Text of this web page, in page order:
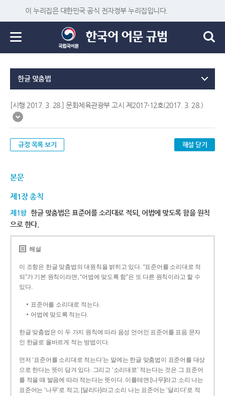
이 누리집은 대한민국 공식 전자정부 누리집입니다.
한글 맞춤법
[시행 2017. 3. 28.] 문화체육관광부 고시 제2017-12호(2017. 3. 28.)
규정 목록 보기 해설 닫기
본문
제1장 총칙
제1항 한글 맞춤법은 표준어를 소리대로 적되, 어법에 맞도록 함을 원칙
으로 한다.
해설
이 조항은 한글 맞춤법의 대원칙을 밝히고 있다. “표준어를 소리대로 적
되”가 기본 원칙이라면, “어법에 맞도록 함”은 또 다른 원칙이라고 할 수
있다.
표준어를 소리대로 적는다.
어법에 맞도록 적는다.
한글 맞춤법은 이 두 가지 원칙에 따라 음성 언어인 표준어를 표음 문자
인 한글로 올바르게 적는 방법이다.
먼저 ‘표준어를 소리대로 적는다’는 말에는 한글 맞춤법이 표준어를 대상
으로 한다는 뜻이 담겨 있다. 그리고 ‘소리대로’ 적는다는 것은 그 표준어
를 적을 때 발음에 따라 적는다는 뜻이다. 이를테면 [나무]라고 소리 나는
표준어는 ‘나무’로 적고, [달리다]라고 소리 나는 표준어는 ‘달리다’로 적